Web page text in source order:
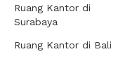
Ruang Kantor di
Surabaya
Ruang Kantor di Bali